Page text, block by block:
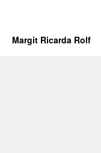
Margit Ricarda Rolf